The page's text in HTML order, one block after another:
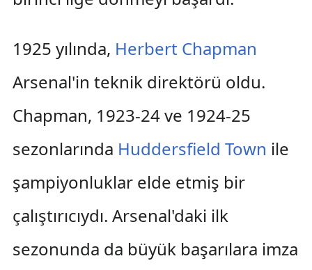
1925 yılında, Herbert Chapman
Arsenal'in teknik direktörü oldu.
Chapman, 1923-24 ve 1924-25
sezonlarında Huddersfield Town ile
şampiyonluklar elde etmiş bir
çalıştırıcıydı. Arsenal'daki ilk
sezonunda da büyük başarılara imza